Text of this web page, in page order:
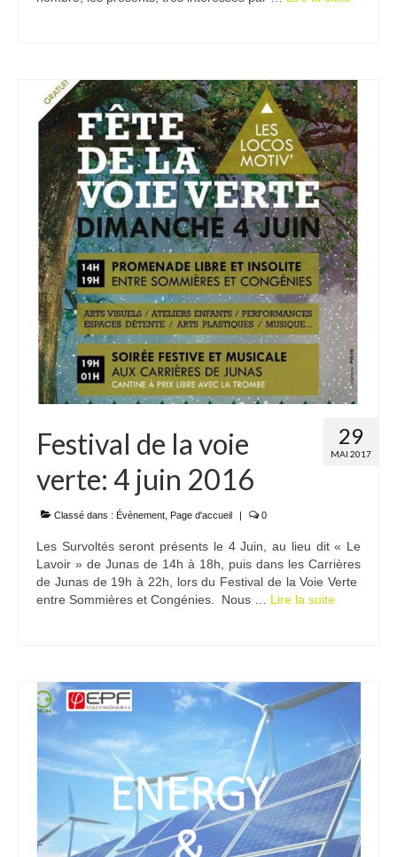
29
MAI 2017
Festival de la voie
verte: 4 juin 2016
Classé dans : Évènement Page d'accueil | 0
Les Survoltés seront présents le 4 Juin, au lieu dit « Le
Lavoir » de Junas de 14h à 18h, puis dans les Carrières
de Junas de 19h à 22h, lors du Festival de la Voie Verte
entre Sommières et Congénies. Nous … Lire la suite­­